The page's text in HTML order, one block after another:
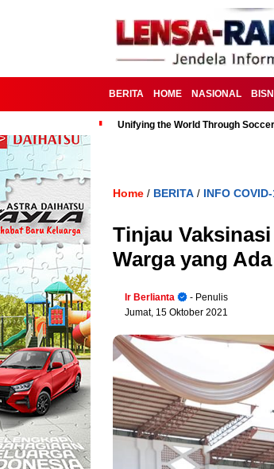
BERITA HOME NASIONAL
Unifying the World Through
Home / BERITA / INFO
Tinjau
Warga yang
Ir Berlianta
- Penulis
Jumat, 15 Oktober 2021